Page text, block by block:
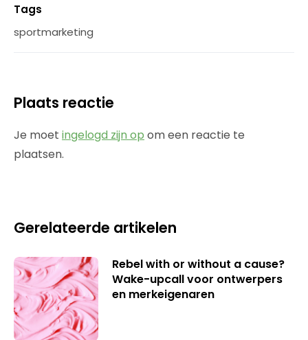
Tags
sportmarketing
Plaats reactie
Je moet ingelogd zijn op om een reactie te
plaatsen.
Gerelateerde artikelen
Rebel with or without a cause?
Wake-upcall voor ontwerpers
en merkeigenaren